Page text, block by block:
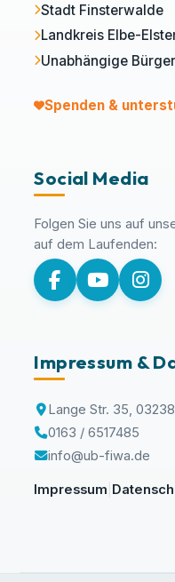
Stadt Finsterwalde
Landkreis Elbe-
Unabhängige
Spenden &
Social Media
Folgen Sie uns auf
auf dem Laufenden:
Impressum &
Lange Str. 35,
0163 / 6517485
info@ub-fiwa.de
Impressum